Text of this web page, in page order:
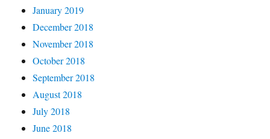
January 2019
December 2018
November 2018
October 2018
September 2018
August 2018
July 2018
June 2018